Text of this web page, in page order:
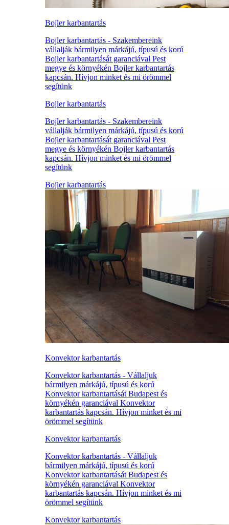
Bojler karbantartás
Bojler karbantartás - Szakembereink
vállalják bármilyen márkájú, típusú és korú
Bojler karbantartását garanciával Pest
megye és környékén Bojler karbantartás
kapcsán. Hívjon minket és mi örömmel
segítünk
Bojler karbantartás
Bojler karbantartás - Szakembereink
vállalják bármilyen márkájú, típusú és korú
Bojler karbantartását garanciával Pest
megye és környékén Bojler karbantartás
kapcsán. Hívjon minket és mi örömmel
segítünk
Bojler karbantartás
Konvektor karbantartás
Konvektor karbantartás - Vállaljuk
bármilyen márkájú, típusú és korú
Konvektor karbantartását Budapest és
környékén garanciával Konvektor
karbantartás kapcsán. Hívjon minket és mi
örömmel segítünk
Konvektor karbantartás
Konvektor karbantartás - Vállaljuk
bármilyen márkájú, típusú és korú
Konvektor karbantartását Budapest és
környékén garanciával Konvektor
karbantartás kapcsán. Hívjon minket és mi
örömmel segítünk
Konvektor karbantartás